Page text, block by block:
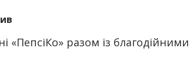
«ПепсіКо» разом із